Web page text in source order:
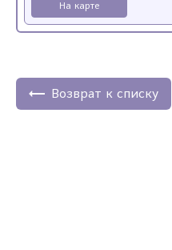
На карте
Возврат к списку